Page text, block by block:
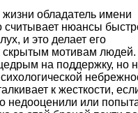
обладатель имени
считывает нюансы
и это делает его
скрытым мотивам
на поддержку, но
к жесткости,
недооценили или